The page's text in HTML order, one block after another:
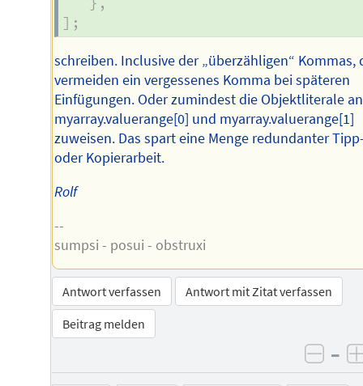
] ;
schreiben. Inclusive der „überzähligen“ Kommas,
vermeiden ein vergessenes Komma bei späteren
Einfügungen. Oder zumindest die Objektliterale an
myarray.valuerange[0] und myarray.valuerange[1]
zuweisen. Das spart eine Menge redundanter
oder Kopierarbeit.
Rolf
--
sumpsi - posui - obstruxi
Antwort verfassen
Antwort mit Zitat verfassen
Beitrag melden
–